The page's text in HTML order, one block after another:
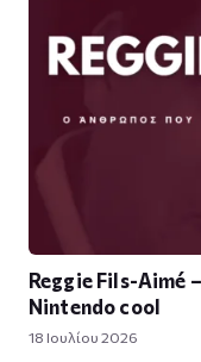
Reggie Fils-Aimé
Nintendo cool
18 Ιουλίου 2026